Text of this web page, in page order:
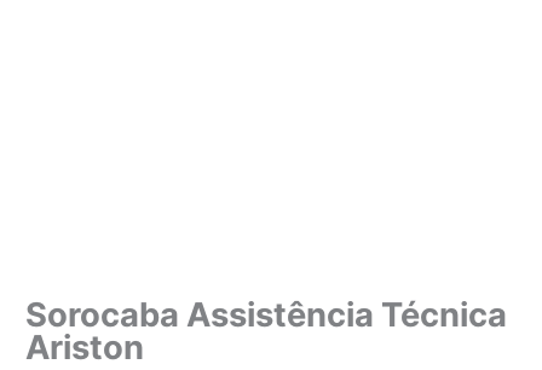
Sorocaba Assistência Técnica
Ariston